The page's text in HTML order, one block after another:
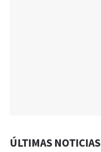
ÚLTIMAS NOTICIAS